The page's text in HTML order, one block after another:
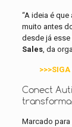
“A ideia é
muito antes
desde já esse
Sales, da
>>>SIGA
Conect
Marcado